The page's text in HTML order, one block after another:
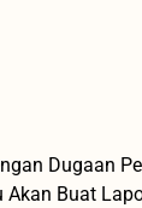
Dugaan
Buat